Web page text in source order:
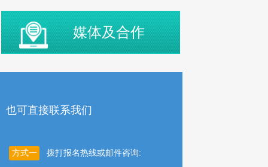
媒体及合作
也可直接联系我们
方式一 拨打报名热线或邮件咨询: